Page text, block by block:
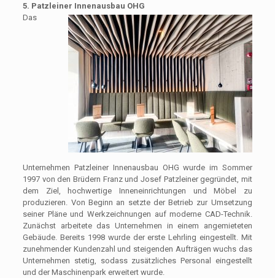
5. Patzleiner Innenausbau OHG
Das
Unternehmen Patzleiner Innenausbau OHG wurde im Sommer
1997 von den Brüdern Franz und Josef Patzleiner gegründet, mit
dem Ziel, hochwertige Inneneinrichtungen und Möbel zu
produzieren. Von Beginn an setzte der Betrieb zur Umsetzung
seiner Pläne und Werkzeichnungen auf moderne CAD-Technik.
Zunächst arbeitete das Unternehmen in einem angemieteten
Gebäude. Bereits 1998 wurde der erste Lehrling eingestellt. Mit
zunehmender Kundenzahl und steigenden Aufträgen wuchs das
Unternehmen stetig, sodass zusätzliches Personal eingestellt
und der Maschinenpark erweitert wurde.